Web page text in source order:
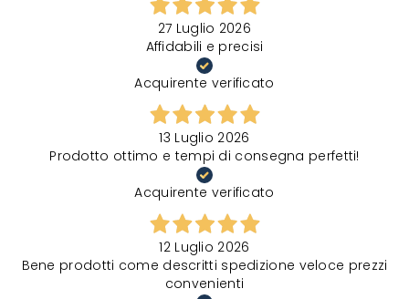
27 Luglio 2026
Affidabili e precisi
Acquirente verificato
13 Luglio 2026
Prodotto ottimo e tempi di consegna perfetti!
Acquirente verificato
12 Luglio 2026
Bene prodotti come descritti spedizione veloce prezzi
convenienti